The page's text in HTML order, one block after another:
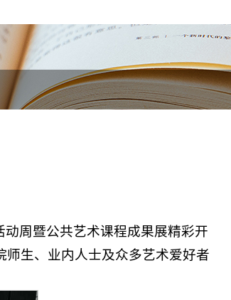
周暨公共艺术课程成果展精彩开
生、业内人士及众多艺术爱好者